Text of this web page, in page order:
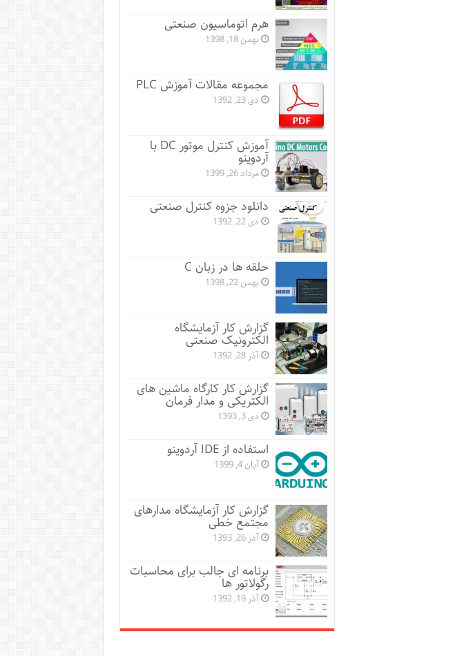
هرم اتوماسیون صنعتی
بهمن 18, 1398
مجموعه مقالات آموزش PLC
دی 23, 1392
آموزش کنترل موتور DC با
آردوینو
مرداد 26, 1399
دانلود جزوه کنترل صنعتی
دی 22, 1392
حلقه ها در زبان C
بهمن 22, 1398
گزارش کار آزمایشگاه
الکترونیک صنعتی
آذر 28, 1392
گزارش کار کارگاه ماشین های
الکتریکی و مدار فرمان
دی 3, 1393
استفاده از IDE آردوینو
آبان 4, 1399
گزارش کار آزمایشگاه مدارهای
مجتمع خطی
آذر 26, 1393
برنامه ای جالب برای محاسبات
رگولاتور ها
آذر 19, 1392